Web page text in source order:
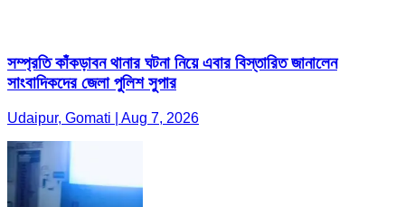
সম্প্রতি কাঁকড়াবন থানার ঘটনা নিয়ে এবার বিস্তারিত জানালেন
সাংবাদিকদের জেলা পুলিশ সুপার
Udaipur, Gomati | Aug 7, 2026